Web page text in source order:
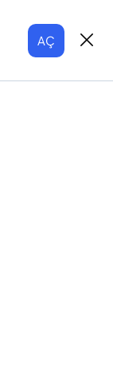
AÇ